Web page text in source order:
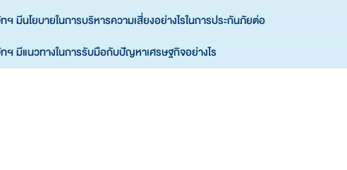
ฯ มีนโยบายในการบริหารความเสี่ยงอย่างไรในการประกันภัยต่อ
ฯ มีแนวทางในการรับมือกับปัญหาเศรษฐกิจอย่างไร